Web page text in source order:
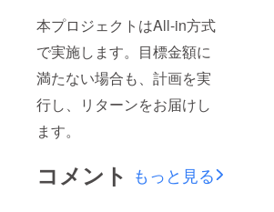
本プロジェクトはAll-in方式
で実施します。目標金額に
満たない場合も、計画を実
行し、リターンをお届けし
ます。
コメント もっと見る